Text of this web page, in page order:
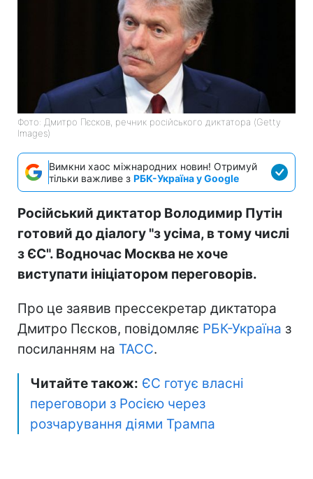
Фото: Дмитро Пєсков, речник російського диктатора (Getty
Images)
Вимкни хаос міжнародних новин! Отримуй
тільки важливе з РБК-Україна у Google
Російський диктатор Володимир Путін
готовий до діалогу "з усіма, в тому числі
з ЄС". Водночас Москва не хоче
виступати ініціатором переговорів.
Про це заявив прессекретар диктатора
Дмитро Пєсков, повідомляє РБК-Україна з
посиланням на ТАСС.
Читайте також: ЄС готує власні
переговори з Росією через
розчарування діями Трампа